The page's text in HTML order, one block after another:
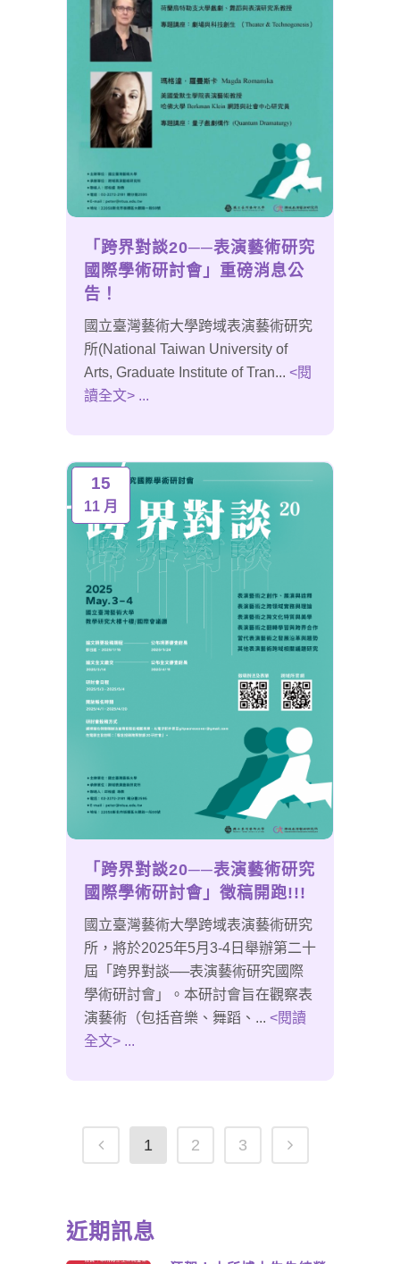
「跨界對談20──表演藝術研究
國際學術研討會」重磅消息公
告！
國立臺灣藝術大學跨域表演藝術研究
所(National Taiwan University of
Arts, Graduate Institute of Tran... <閱
讀全文> ...
15
11 月
「跨界對談20──表演藝術研究
國際學術研討會」徵稿開跑!!!
國立臺灣藝術大學跨域表演藝術研究
所，將於2025年5月3-4日舉辦第二十
屆「跨界對談──表演藝術研究國際
學術研討會」。本研討會旨在觀察表
演藝術（包括音樂、舞蹈、... <閱讀
全文> ...
1 2 3
近期訊息